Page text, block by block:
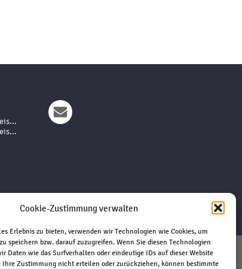
Cookie-Zustimmung verwalten
Erlebnis zu bieten, verwenden wir Technologien wie Cookies, um
speichern bzw. darauf zuzugreifen. Wenn Sie diesen Technologien
Daten wie das Surfverhalten oder eindeutige IDs auf dieser Website
Ihre Zustimmung nicht erteilen oder zurückziehen, können bestimmte
Impressum